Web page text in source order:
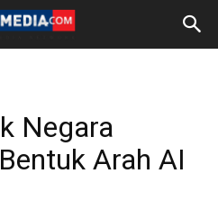
Negara
Arah AI